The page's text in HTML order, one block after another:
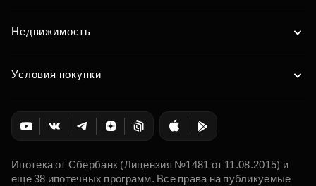
Недвижимость
Условия покупки
Ипотека от Сбербанк (Лицензия №1481 от 11.08.2015) и
еще 38 ипотечных программ. Все права на публикуемые